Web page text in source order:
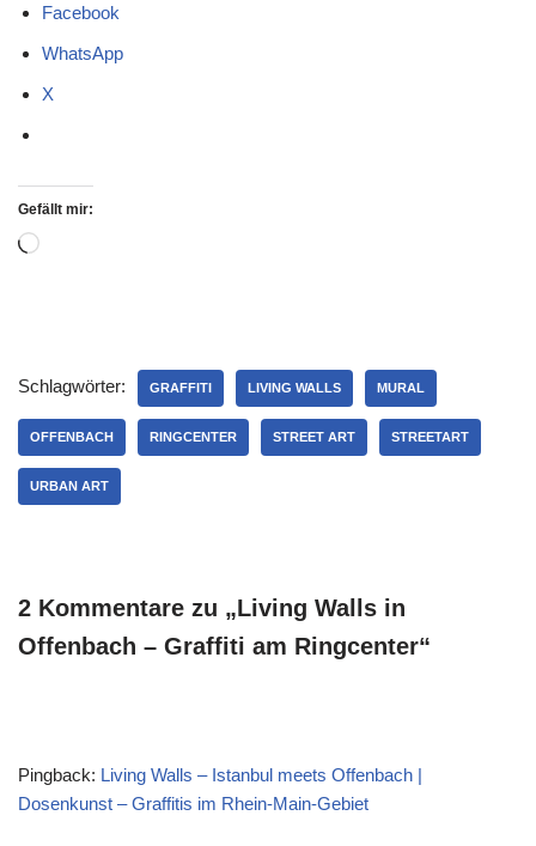
Facebook
WhatsApp
X
Gefällt mir:
Schlagwörter: GRAFFITI LIVING WALLS MURAL
OFFENBACH RINGCENTER STREET ART STREETART
URBAN ART
2 Kommentare zu „Living Walls in
Offenbach – Graffiti am Ringcenter“
Pingback: Living Walls – Istanbul meets Offenbach |
Dosenkunst – Graffitis im Rhein-Main-Gebiet